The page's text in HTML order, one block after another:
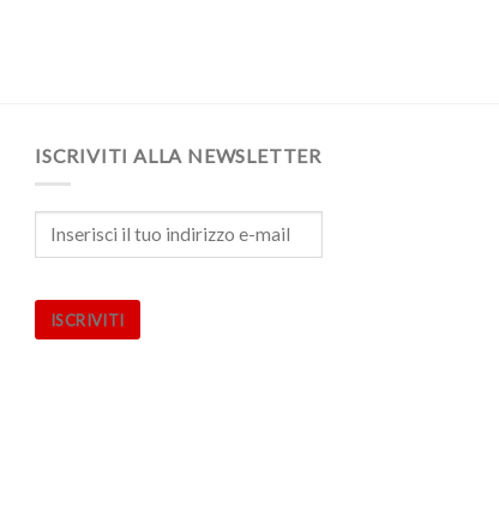
ISCRIVITI ALLA NEWSLETTER
ISCRIVITI